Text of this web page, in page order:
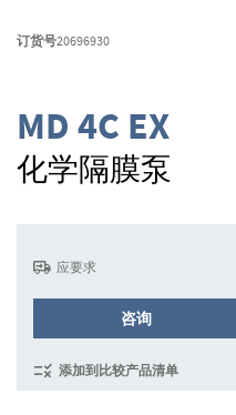
转
库
开
头
MD 4C EX
化学隔膜泵
订货号20696930
应要求
咨询
添加到比较产品清单